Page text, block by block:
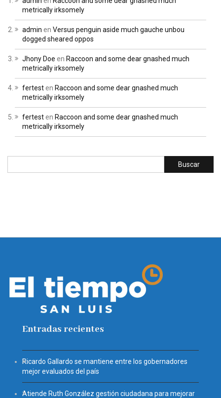
metrically irksomely
admin en Versus penguin aside much gauche unbou
dogged sheared oppos
Jhony Doe en Raccoon and some dear gnashed much
metrically irksomely
fertesten Raccoon and some dear gnashed much
metrically irksomely
fertesten Raccoon and some dear gnashed much
metrically irksomely
Entradas recientes
Ricardo Gallardo se mantiene entre los gobernadores
mejor evaluados del país
Atiende Ruth González gestión ciudadana para mejorar